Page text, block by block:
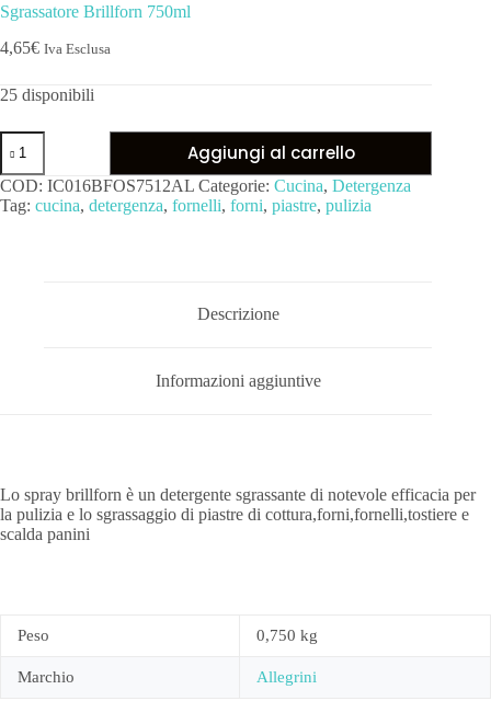
Sgrassatore Brillforn 750ml
4,65€ Iva Esclusa
25 disponibili
Aggiungi al carrello
COD: IC016BFOS7512AL Categorie: Cucina, Detergenza
Tag: cucina, detergenza, fornelli, forni, piastre, pulizia
Descrizione
Informazioni aggiuntive
Lo spray brillforn è un detergente sgrassante di notevole efficacia per
la pulizia e lo sgrassaggio di piastre di cottura,forni,fornelli,tostiere e
scalda panini
Peso 0,750 kg
Marchio Allegrini